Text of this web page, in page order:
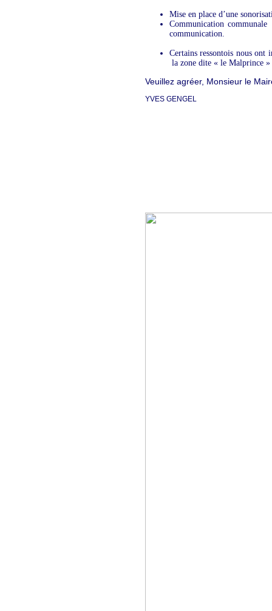
Mise en place d’une
Communication
communication.
Certains ressontois nous ont
la zone dite « le Malprince »
Veuillez agréer, Monsieur le
YVES